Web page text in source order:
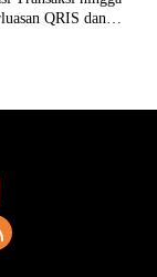
QRIS dan